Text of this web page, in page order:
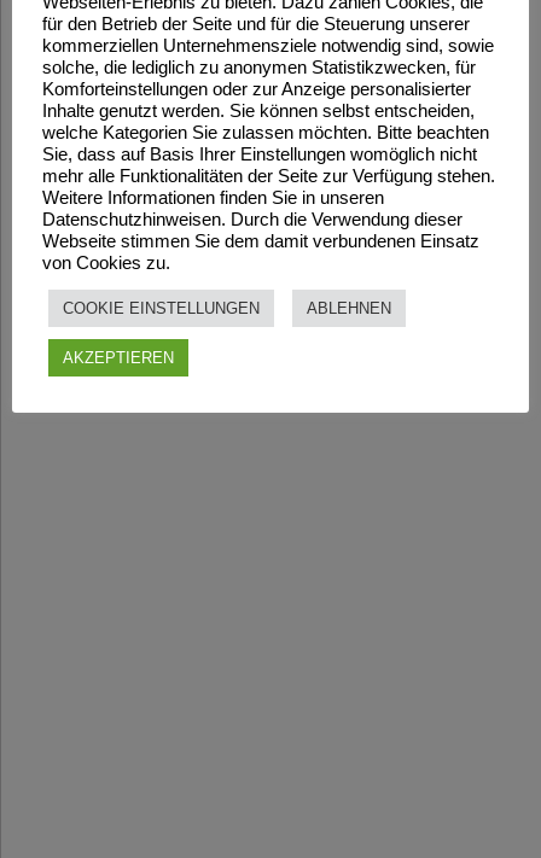
für den Betrieb der Seite und für die Steuerung unserer
kommerziellen Unternehmensziele notwendig sind, sowie
solche, die lediglich zu anonymen Statistikzwecken, für
Komforteinstellungen oder zur Anzeige personalisierter
Inhalte genutzt werden. Sie können selbst entscheiden,
welche Kategorien Sie zulassen möchten. Bitte beachten
Sie, dass auf Basis Ihrer Einstellungen womöglich nicht
mehr alle Funktionalitäten der Seite zur Verfügung stehen.
Weitere Informationen finden Sie in unseren
Datenschutzhinweisen. Durch die Verwendung dieser
Webseite stimmen Sie dem damit verbundenen Einsatz
von Cookies zu.
COOKIE EINSTELLUNGEN ABLEHNEN
AKZEPTIEREN